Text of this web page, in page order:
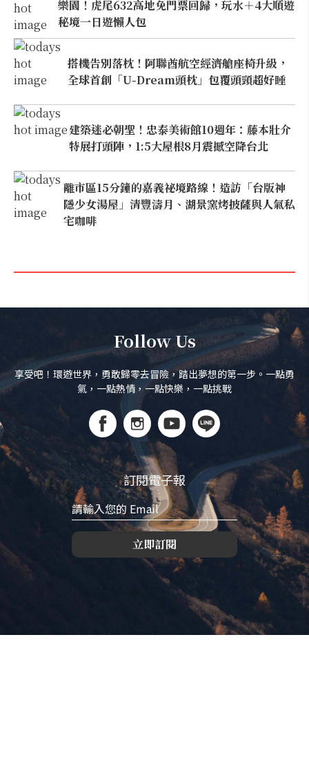
樂園！虎尾632高地免門票回歸，玩水＋4大順遊
秘境一日遊懶人包
搭機告別落枕！阿聯酋航空經濟艙座椅升級，
全球首創「U-Dream頭枕」包覆頭頸超好睡
建築迷必朝聖！忠泰美術館10週年：藤本壯介
特展打頭陣，1:5大屋根8月震撼空降台北
離市區15分鐘的嘉義祕境路線！造訪「台版神
隱少女湯屋」清豐濤月、湖景窯烤披薩與人氣私
宅咖啡
Follow Us
享受吧！環遊世界，勇敢歸零去冒險，踏出夢想的第一步。一點勇
氣，一點熱情，一點快樂，一點挑戰
訂閱電子報
立即訂閱